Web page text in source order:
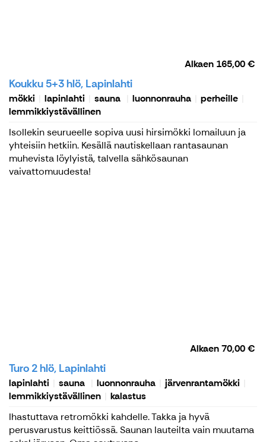
Alkaen 165,00 €
Koukku 5+3 hlö, Lapinlahti
mökki lapinlahti sauna luonnonrauha
perheille
lemmikkiystävällinen
Isollekin seurueelle sopiva uusi hirsimökki lomailuun ja
yhteisiin hetkiin. Kesällä nautiskellaan rantasaunan
muhevista löylyistä, talvella sähkösaunan
vaivattomuudesta!
Alkaen70,00 €
Turo 2 hlö, Lapinlahti
lapinlahti sauna luonnonrauha
järvenrantamökki
lemmikkiystävällinen
kalastus
Ihastuttava retromökki kahdelle. Takka ja hyvä
perusvarustus keittiössä. Saunan lauteilta vain muutama